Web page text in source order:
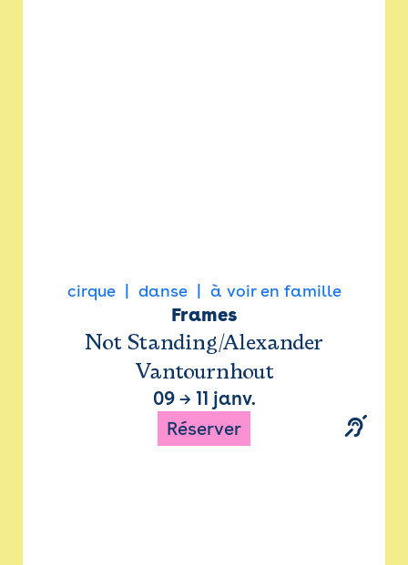
cirque danse à voir en famille
Frames
Not Standing/Alexander
Vantournhout
09→ 11 janv.
Réserver